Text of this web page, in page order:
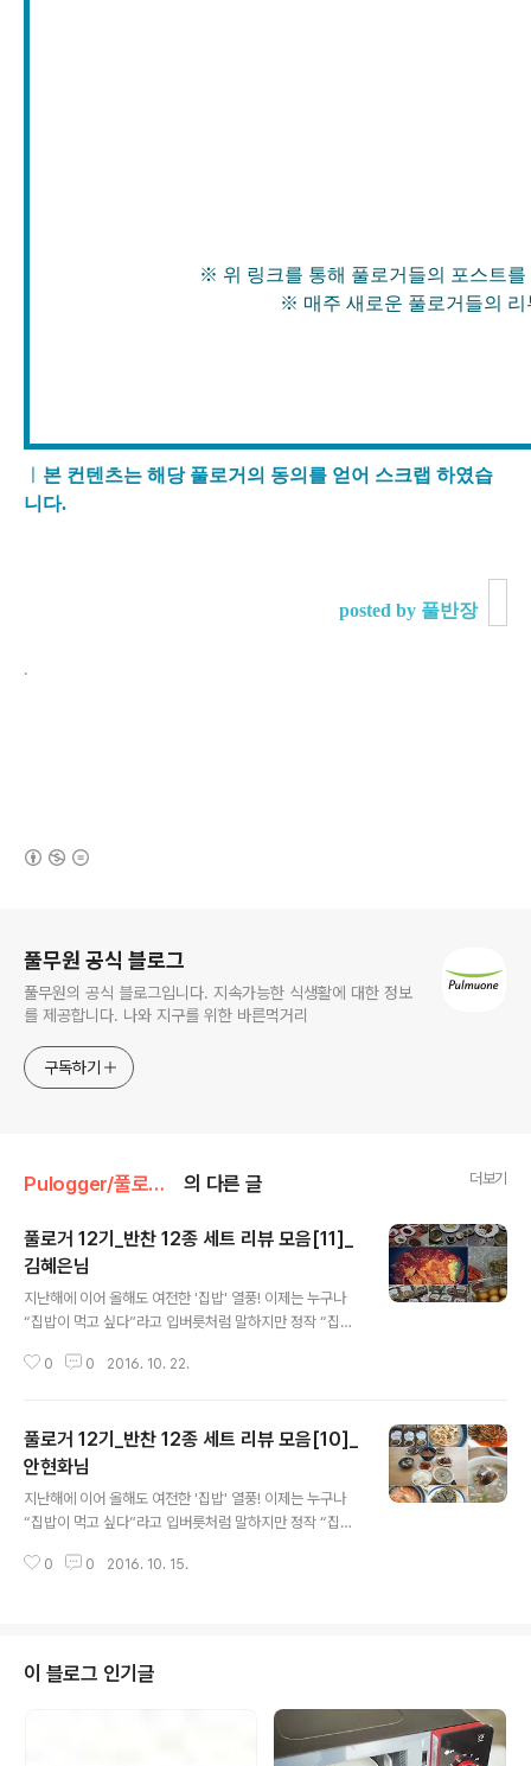
※ 위 링크를 통해 풀로거들의 포스트를 확인
※ 매주 새로운 풀로거들의 리뷰가
본 컨텐츠는 해당 풀로거의 동의를 얻어 스크랩 하였습
니다.
posted by 풀반장
.
풀무원 공식 블로그
풀무원의 공식 블로그입니다. 지속가능한 식생활에 대한 정보
를 제공합니다. 나와 지구를 위한 바른먹거리
구독하기
Pulogger/풀로거 리뷰 포스트 의 다른 글 더보기
풀로거 12기_반찬 12종 세트 리뷰 모음[11]_
김혜은님
지난해에 이어 올해도 여전한 '집밥' 열풍! 이제는 누구나
“집밥이 먹고 싶다”라고 입버릇처럼 말하지만 정작 “집
로 있지 않듯이! 늘상 부담스러운 일인데요. 풀사이가족분
니닷~! 어벤저스보다 더 가까이에서 우리를 보듬어줄 풀무
원 찬마루의 열두 가지 집밥도우미~! 집반찬 6종 + 진한
국/탕 4종 + 묵은지찜 2종이바로 지난 풀로거 12기의 리
뷰 제품이었는데요. 과연 풀로거 분들의 반응은 어땠을까
요? 그대여~ 반찬 걱정하지 말아요~ ♬ 김혜은님 http://
blog.naver.com/khe850315/220604218853 htt
0 0 2016. 10. 22.
풀로거 12기_반찬 12종 세트 리뷰 모음[10]_
안현화님
지난해에 이어 올해도 여전한 '집밥' 열풍! 이제는 누구나
“집밥이 먹고 싶다”라고 입버릇처럼 말하지만 정작 “집
로 있지 않듯이! 늘상 부담스러운 일인데요. 풀사이가족분
원 찬마루의 열두 가지 집밥도우미~! 집반찬 6종 + 진한
국/탕 4종 + 묵은지찜 2종이바로 지난 풀로거 12기의 리
뷰 제품이었는데요. 과연 풀로거 분들의 반응은 어땠을까
요? 그대여~ 반찬 걱정하지 말아요~ ♬ 안현화님 http://
blog.naver.com/hh265587/220605343329 htt
0 0 2016. 10. 15.
이 블로그 인기글